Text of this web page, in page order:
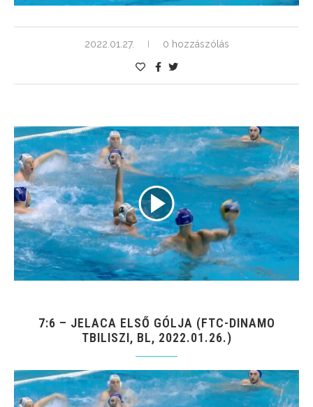
2022.01.27. 0 hozzászólás
7:6 – JELACA ELSŐ GÓLJA (FTC-DINAMO
TBILISZI, BL, 2022.01.26.)